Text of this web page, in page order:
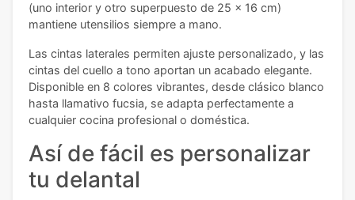
(uno interior y otro superpuesto de 25 x 16 cm)
mantiene utensilios siempre a mano.
Las cintas laterales permiten ajuste personalizado, y las
cintas del cuello a tono aportan un acabado elegante.
Disponible en 8 colores vibrantes, desde clásico blanco
hasta llamativo fucsia, se adapta perfectamente a
cualquier cocina profesional o doméstica.
Así de fácil es personalizar
tu delantal